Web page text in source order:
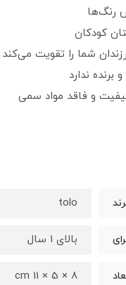
رنگ‌ها
کودکان
شما را تقویت می‌کند
ندارد
و فاقد مواد سمی
tolo
بالای 1 سال
8 × 5 × 11 cm